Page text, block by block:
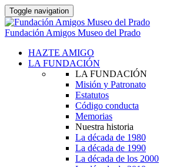
Toggle navigation
Fundación Amigos Museo del Prado
HAZTE AMIGO
LA FUNDACIÓN
LA FUNDACIÓN
Misión y Patronato
Estatutos
Código conducta
Memorias
Nuestra historia
La década de 1980
La década de 1990
La década de los 2000